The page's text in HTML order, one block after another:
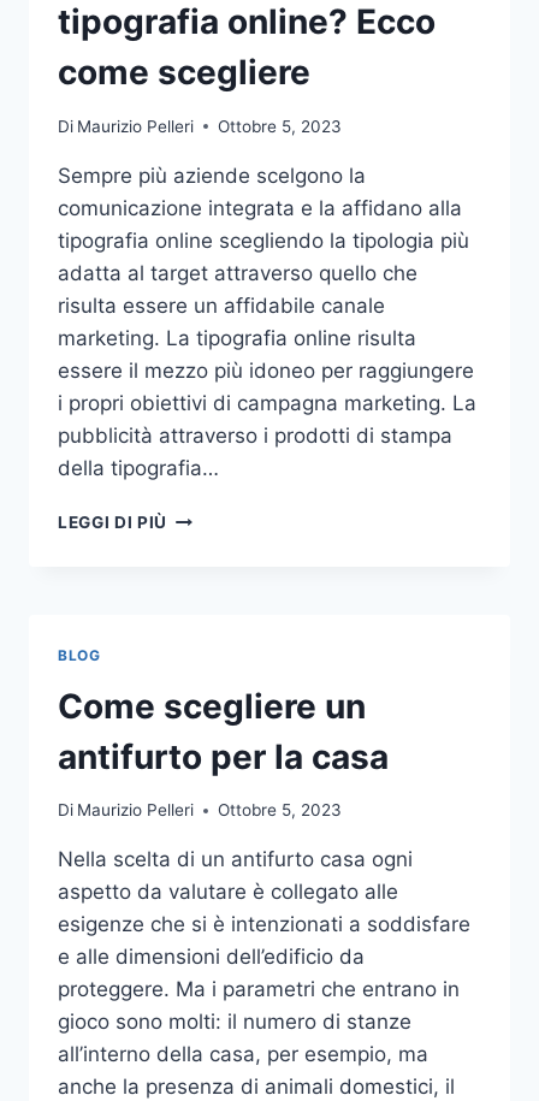
tipografia online? Ecco
come scegliere
Di Maurizio Pelleri Ottobre 5, 2023
Sempre più aziende scelgono la
comunicazione integrata e la affidano alla
tipografia online scegliendo la tipologia più
adatta al target attraverso quello che
risulta essere un affidabile canale
marketing. La tipografia online risulta
essere il mezzo più idoneo per raggiungere
i propri obiettivi di campagna marketing. La
pubblicità attraverso i prodotti di stampa
della tipografia…
LEGGI DI PIÙ VUOI
A
UNA
TIPOGRAFIA
ECCO
SCEGLIERE
BLOG
Come scegliere un
antifurto per la casa
Di Maurizio Pelleri Ottobre 5, 2023
Nella scelta di un antifurto casa ogni
aspetto da valutare è collegato alle
esigenze che si è intenzionati a soddisfare
e alle dimensioni dell’edificio da
proteggere. Ma i parametri che entrano in
gioco sono molti: il numero di stanze
all’interno della casa, per esempio, ma
anche la presenza di animali domestici, il